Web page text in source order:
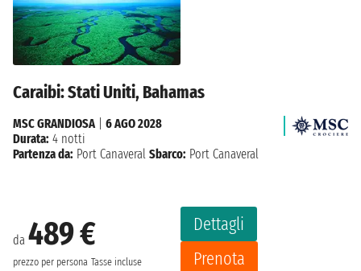
Caraibi: Stati Uniti, Bahamas
da 489 €
prezzo per persona Tasse incluse
Dettagli
Prenota
MSC GRANDIOSA| 6 AGO 2028
Durata: 4 notti
Partenza da: Port Canaveral Sbarco: Port Canaveral